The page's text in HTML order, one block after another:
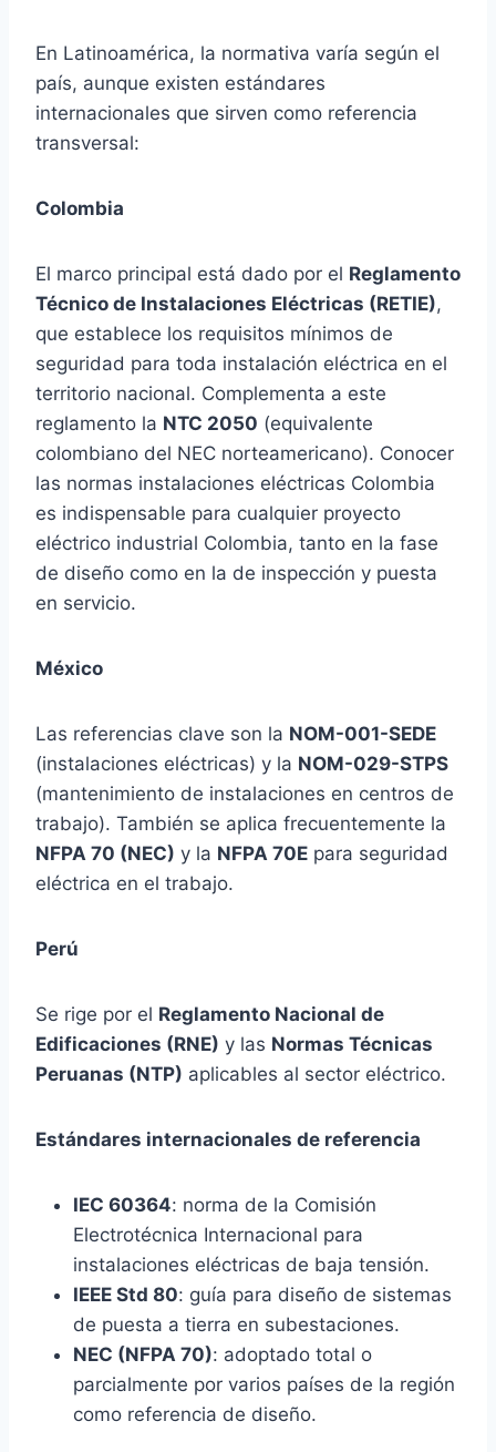
En Latinoamérica, la normativa varía según el
país, aunque existen estándares
internacionales que sirven como referencia
transversal:
Colombia
El marco principal está dado por el Reglamento
Técnico de Instalaciones Eléctricas (RETIE),
que establece los requisitos mínimos de
seguridad para toda instalación eléctrica en el
territorio nacional. Complementa a este
reglamento la NTC 2050 (equivalente
colombiano del NEC norteamericano). Conocer
las normas instalaciones eléctricas Colombia
es indispensable para cualquier proyecto
eléctrico industrial Colombia, tanto en la fase
de diseño como en la de inspección y puesta
en servicio.
México
Las referencias clave son la NOM-001-SEDE
(instalaciones eléctricas) y la NOM-029-STPS
(mantenimiento de instalaciones en centros de
trabajo). También se aplica frecuentemente la
NFPA 70 (NEC) y la NFPA 70E para seguridad
eléctrica en el trabajo.
Perú
Se rige por el Reglamento Nacional de
Edificaciones (RNE) y las Normas Técnicas
Peruanas (NTP) aplicables al sector eléctrico.
Estándares internacionales de referencia
IEC 60364: norma de la Comisión
Electrotécnica Internacional para
instalaciones eléctricas de baja tensión.
IEEE Std 80: guía para diseño de sistemas
de puesta a tierra en subestaciones.
NEC (NFPA 70): adoptado total o
parcialmente por varios países de la región
como referencia de diseño.